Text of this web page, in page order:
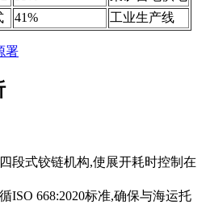
41% 工业生产线
署
段式铰链机构,使展开耗时控制在
ISO 668:2020标准,确保与海运托